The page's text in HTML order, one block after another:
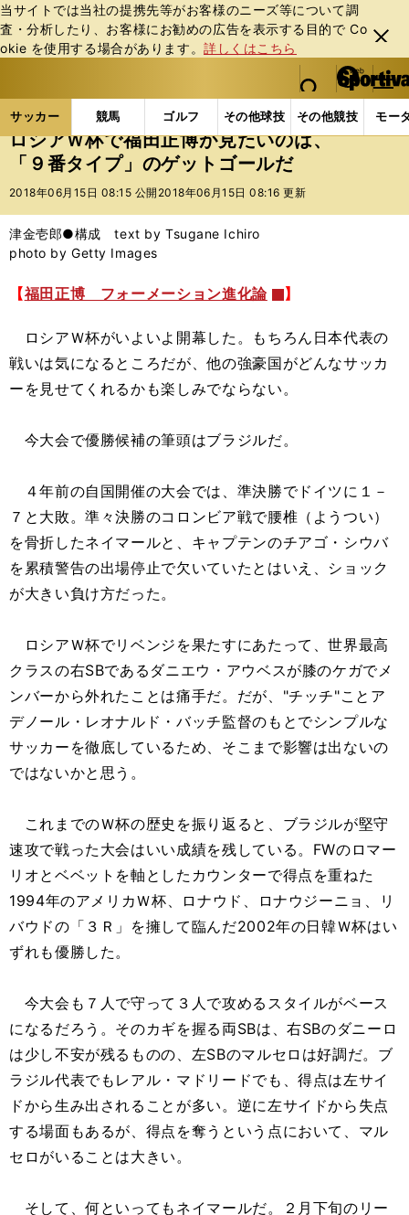
当サイトでは当社の提携先等がお客様のニーズ等について調
査・分析したり、お客様にお勧めの広告を表⽰する⽬的で Co
okie を使⽤する場合があります。詳しくはこちら
閉じ
る
web Sportiva (webスポルティーバ)
検索
マイペ
ー
ジ
メニュ
サッカー 競馬 ゴルフ その他球技 その他競技 モー
ス
ポ
ル
バ
サッカーの記事一覧 Jリーグ他 福田正博 ロシア
ロシアＷ杯で福田正博が見たいのは、
「９番タイプ」のゲットゴールだ
2018年06月15日 08:15 公開 2018年06月15日 08:16 更新
津金壱郎●構成 text by Tsugane Ichiro
photo by Getty Images
【福田正博 フォーメーション進化論 】
ロシアＷ杯がいよいよ開幕した。もちろん日本代表の
戦いは気になるところだが、他の強豪国がどんなサッカ
ーを見せてくれるかも楽しみでならない。
今大会で優勝候補の筆頭はブラジルだ。
４年前の自国開催の大会では、準決勝でドイツに１－
７と大敗。準々決勝のコロンビア戦で腰椎（ようつい）
を骨折したネイマールと、キャプテンのチアゴ・シウバ
を累積警告の出場停止で欠いていたとはいえ、ショック
が大きい負け方だった。
ロシアＷ杯でリベンジを果たすにあたって、世界最高
クラスの右SBであるダニエウ・アウベスが膝のケガでメ
ンバーから外れたことは痛手だ。だが、"チッチ"ことア
デノール・レオナルド・バッチ監督のもとでシンプルな
サッカーを徹底しているため、そこまで影響は出ないの
ではないかと思う。
これまでのＷ杯の歴史を振り返ると、ブラジルが堅守
速攻で戦った大会はいい成績を残している。FWのロマー
リオとベベットを軸としたカウンターで得点を重ねた
1994年のアメリカＷ杯、ロナウド、ロナウジーニョ、リ
バウドの「３Ｒ」を擁して臨んだ2002年の日韓Ｗ杯はい
ずれも優勝した。
今大会も７人で守って３人で攻めるスタイルがベース
になるだろう。そのカギを握る両SBは、右SBのダニーロ
は少し不安が残るものの、左SBのマルセロは好調だ。ブ
ラジル代表でもレアル・マドリードでも、得点は左サイ
ドから生み出されることが多い。逆に左サイドから失点
する場面もあるが、得点を奪うという点において、マル
セロがいることは大きい。
そして、何といってもネイマールだ。２月下旬のリー